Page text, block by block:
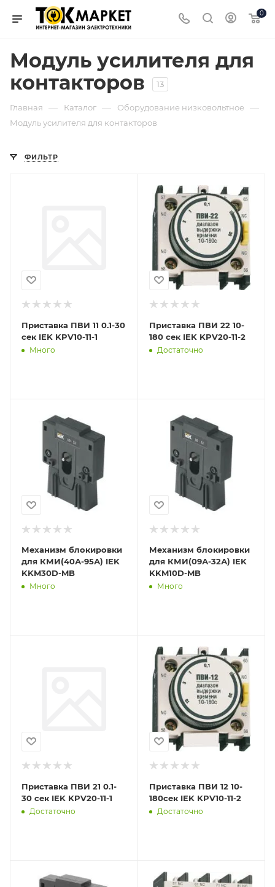
0
Модуль усилителя для
контакторов
13
Главная — Каталог — Оборудование низковольтное —
Модуль усилителя для контакторов
ФИЛЬТР
Приставка ПВИ 11 0.1-30
сек IEK KPV10-11-1
Много
Приставка ПВИ 22 10-
180 сек IEK KPV20-11-2
Достаточно
Механизм блокировки
для КМИ(40А-95А) IEK
KKM30D-MB
Много
Механизм блокировки
для КМИ(09А-32А) IEK
KKM10D-MB
Много
Приставка ПВИ 21 0.1-
30 сек IEK KPV20-11-1
Достаточно
Приставка ПВИ 12 10-
180сек IEK KPV10-11-2
Достаточно